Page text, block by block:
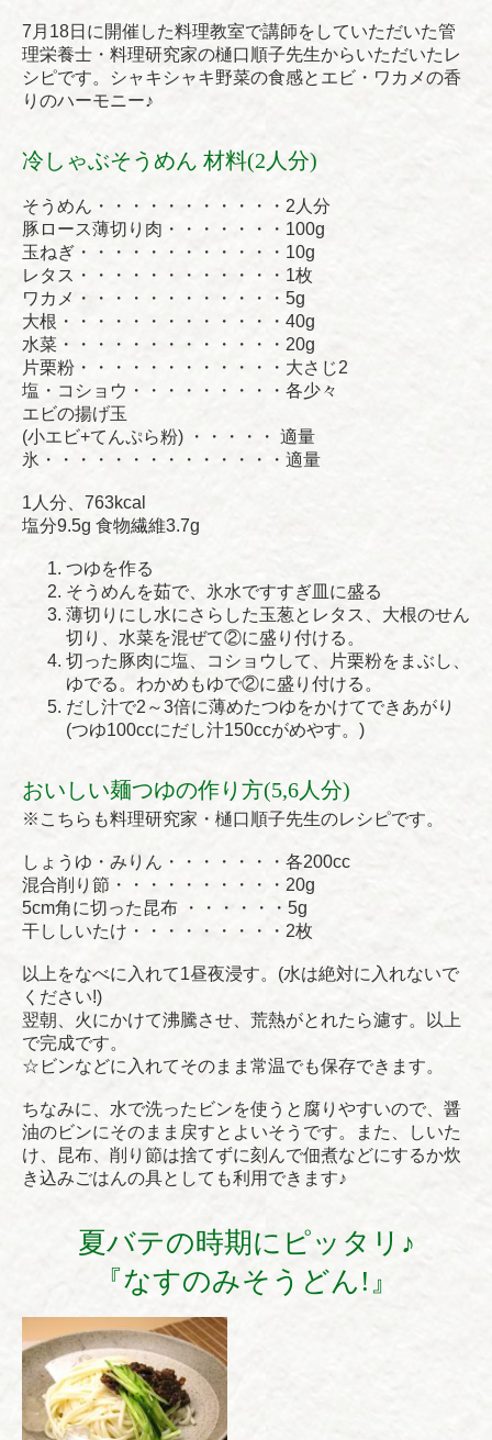
7月18日に開催した料理教室で講師をしていただいた管
理栄養士・料理研究家の樋口順子先生からいただいたレ
シピです。シャキシャキ野菜の食感とエビ・ワカメの香
りのハーモニー♪
冷しゃぶそうめん 材料(2人分)
そうめん・・・・・・・・・・・2人分
豚ロース薄切り肉・・・・・・・100g
玉ねぎ・・・・・・・・・・・・10g
レタス・・・・・・・・・・・・1枚
ワカメ・・・・・・・・・・・・5g
大根・・・・・・・・・・・・・40g
水菜・・・・・・・・・・・・・20g
片栗粉・・・・・・・・・・・・大さじ2
塩・コショウ・・・・・・・・・各少々
エビの揚げ玉
(小エビ+てんぷら粉) ・・・・・ 適量
氷・・・・・・・・・・・・・・適量
1人分、763kcal
塩分9.5g 食物繊維3.7g
つゆを作る
そうめんを茹で、氷水ですすぎ皿に盛る
薄切りにし水にさらした玉葱とレタス、大根のせん
切り、水菜を混ぜて②に盛り付ける。
切った豚肉に塩、コショウして、片栗粉をまぶし、
ゆでる。わかめもゆで②に盛り付ける。
だし汁で2～3倍に薄めたつゆをかけてできあがり
(つゆ100ccにだし汁150ccがめやす。)
おいしい麺つゆの作り方(5,6人分)
※こちらも料理研究家・樋口順子先生のレシピです。
しょうゆ・みりん・・・・・・・各200cc
混合削り節・・・・・・・・・・20g
5cm角に切った昆布 ・・・・・・5g
干ししいたけ・・・・・・・・・2枚
以上をなべに入れて1昼夜浸す。(水は絶対に入れないで
ください!)
翌朝、火にかけて沸騰させ、荒熱がとれたら濾す。以上
で完成です。
☆ビンなどに入れてそのまま常温でも保存できます。
ちなみに、水で洗ったビンを使うと腐りやすいので、醤
油のビンにそのまま戻すとよいそうです。また、しいた
け、昆布、削り節は捨てずに刻んで佃煮などにするか炊
き込みごはんの具としても利用できます♪
夏バテの時期にピッタリ♪
『なすのみそうどん!』